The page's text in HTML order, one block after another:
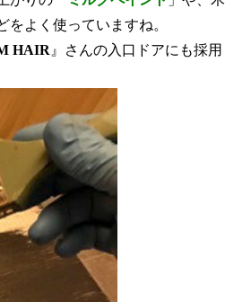
をよく使っていますね。
HAIR 』さんの入口ドアにも採用